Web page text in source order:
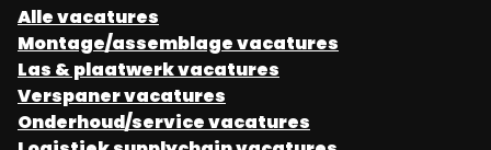
Alle vacatures
Montage/assemblage vacatures
Las & plaatwerk vacatures
Verspaner vacatures
Onderhoud/service vacatures